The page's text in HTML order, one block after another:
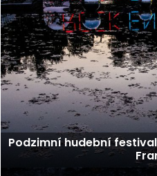
Podzimní hudební